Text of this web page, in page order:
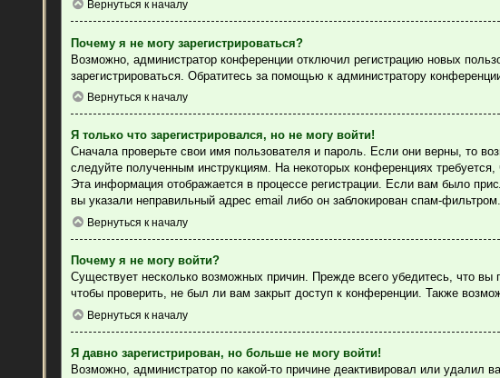
Вернуться к началу
Почему я не могу зарегистрироваться?
Возможно, администратор конференции отключил регистрацию новых
зарегистрироваться. Обратитесь за помощью к администратору
Вернуться к началу
Я только что зарегистрировался, но не могу войти!
Сначала проверьте свои имя пользователя и пароль. Если они верны, то
следуйте полученным инструкциям. На некоторых конференциях
Эта информация отображается в процессе регистрации. Если вам было
вы указали неправильный адрес email либо он заблокирован спам-
Вернуться к началу
Почему я не могу войти?
Существует несколько возможных причин. Прежде всего убедитесь, что
чтобы проверить, не был ли вам закрыт доступ к конференции. Также
Вернуться к началу
Я давно зарегистрирован, но больше не могу войти!
Возможно, администратор по какой-то причине деактивировал или удалил